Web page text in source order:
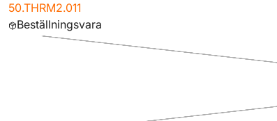
50.THRM2.011
Beställningsvara